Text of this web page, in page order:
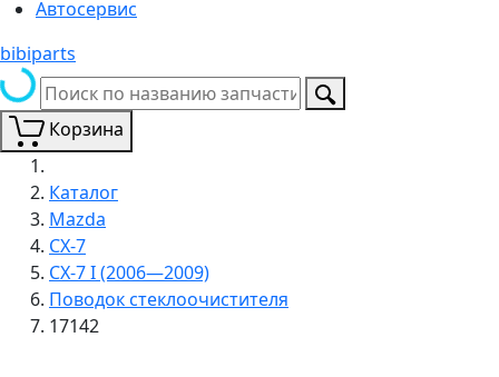
Автосервис
bibiparts
Корзина
Каталог
Mazda
CX-7
CX-7 I (2006—2009)
Поводок стеклоочистителя
17142